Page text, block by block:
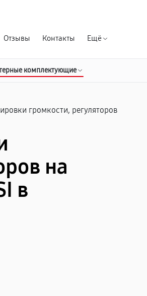
Отзывы Контакты Ещё
комплектующие
громкости, регуляторов
на
в